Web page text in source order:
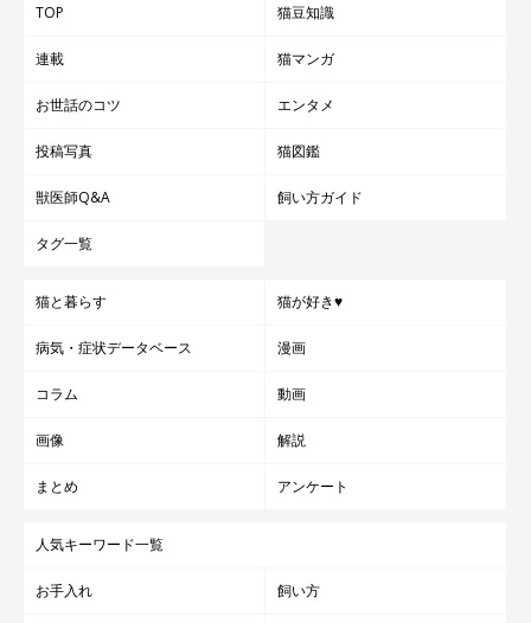
TOP 猫豆知識
連載 猫マンガ
お世話のコツ エンタメ
投稿写真 猫図鑑
獣医師Q&A 飼い方ガイド
タグ一覧
猫と暮らす 猫が好き♥
病気・症状データベース 漫画
コラム 動画
画像 解説
まとめ アンケート
人気キーワード一覧
お手入れ 飼い方